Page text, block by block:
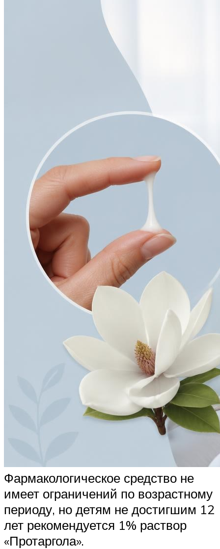
Фармакологическое средство не
имеет ограничений по возрастному
периоду, но детям не достигшим 12
лет рекомендуется 1% раствор
«Протаргола».